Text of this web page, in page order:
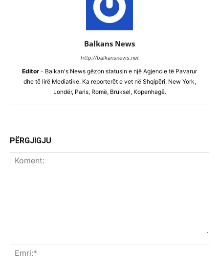
Balkans News
http://balkansnews.net
Editor - Balkan's News gëzon statusin e një Agjencie të Pavarur
dhe të lirë Mediatike. Ka reporterët e vet në Shqipëri, New York,
Londër, Paris, Romë, Bruksel, Kopenhagë.
PËRGJIGJU